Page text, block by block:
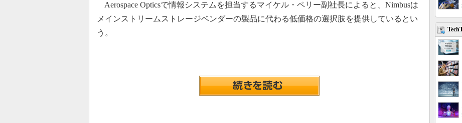
Aerospace Opticsで情報システムを担当するマイケル・ペリー副社長によると、Nimbusは
メインストリームストレージベンダーの製品に代わる低価格の選択肢を提供しているとい
う。